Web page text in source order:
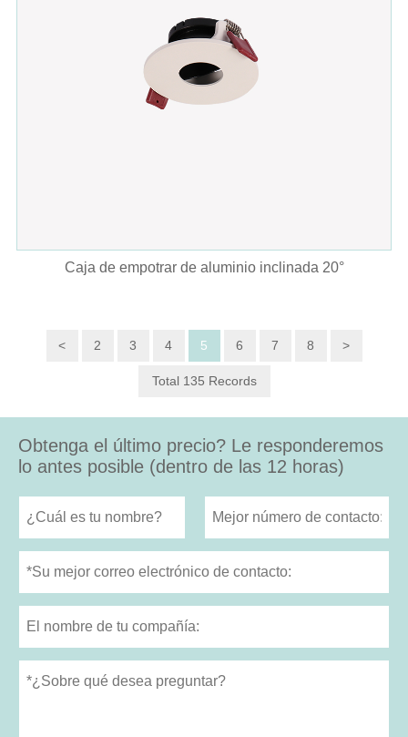
Caja de empotrar de aluminio inclinada 20°
< 2 3 4 5 6 7 8 >
Total 135 Records
Obtenga el último precio? Le responderemos
lo antes posible (dentro de las 12 horas)